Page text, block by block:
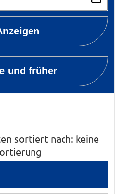
und früher
sortiert nach: keine